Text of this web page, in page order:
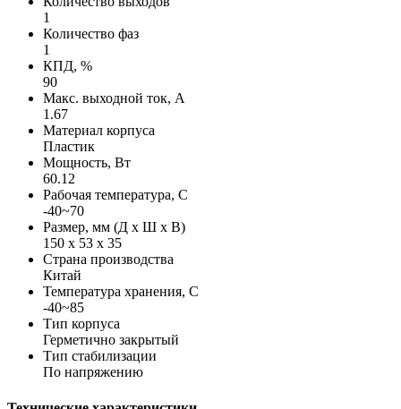
1
Количество фаз
1
КПД, %
90
Макс. выходной ток, А
1.67
Материал корпуса
Пластик
Мощность, Вт
60.12
Рабочая температура, С
-40~70
Размер, мм (Д х Ш х В)
150 х 53 х 35
Страна производства
Китай
Температура хранения, С
-40~85
Тип корпуса
Герметично закрытый
Тип стабилизации
По напряжению